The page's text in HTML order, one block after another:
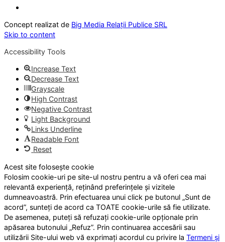
Concept realizat de Big Media Relații Publice SRL
Skip to content
Accessibility Tools
Increase Text
Decrease Text
Grayscale
High Contrast
Negative Contrast
Light Background
Links Underline
Readable Font
Reset
Acest site folosește cookie
Folosim cookie-uri pe site-ul nostru pentru a vă oferi cea mai
relevantă experiență, reținând preferințele și vizitele
dumneavoastră. Prin efectuarea unui click pe butonul „Sunt de
acord”, sunteți de acord ca TOATE cookie-urile să fie utilizate.
De asemenea, puteți să refuzați cookie-urile opționale prin
apăsarea butonului „Refuz”. Prin continuarea accesării sau
utilizării Site-ului web vă exprimați acordul cu privire la Termeni și